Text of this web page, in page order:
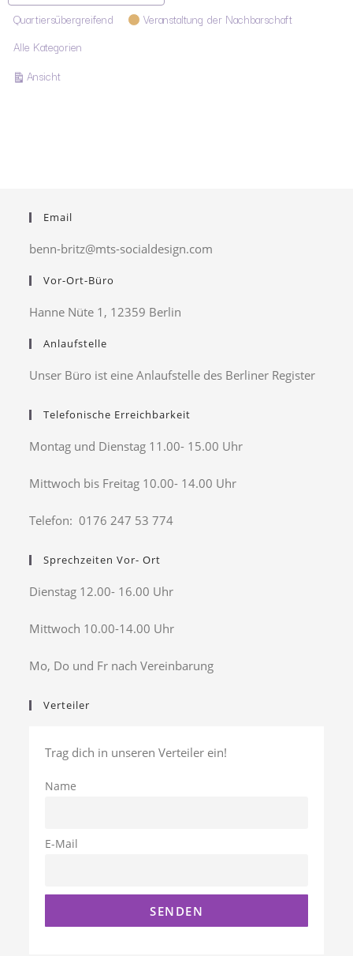
Quartiersübergreifend
Veranstaltung der Nachbarschaft
Alle Kategorien
Ansichtausdrucken
Email
benn-britz@mts-socialdesign.com
Vor-Ort-Büro
Hanne Nüte 1, 12359 Berlin
Anlaufstelle
Unser Büro ist eine Anlaufstelle des Berliner Register
Telefonische Erreichbarkeit
Montag und Dienstag 11.00- 15.00 Uhr
Mittwoch bis Freitag 10.00- 14.00 Uhr
Telefon: 0176 247 53 774
Sprechzeiten Vor- Ort
Dienstag 12.00- 16.00 Uhr
Mittwoch 10.00-14.00 Uhr
Mo, Do und Fr nach Vereinbarung
Verteiler
Trag dich in unseren Verteiler ein!
Name
E-Mail